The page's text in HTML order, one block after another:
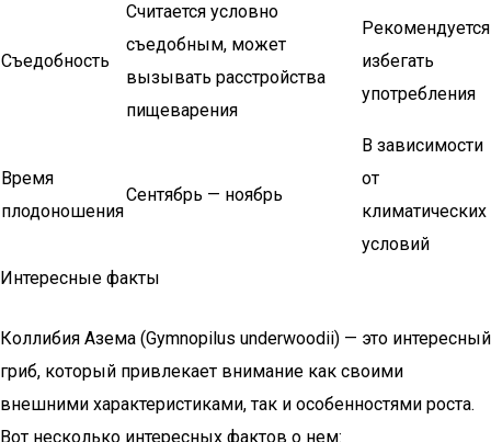
Съедобность
Считается условно
съедобным, может
вызывать расстройства
пищеварения
Рекомендуется
избегать
употребления
Время
плодоношения
Сентябрь — ноябрь
В зависимости
от
климатических
условий
Интересные факты
Коллибия Азема (Gymnopilus underwoodii) — это интересный
гриб, который привлекает внимание как своими
внешними характеристиками, так и особенностями роста.
Вот несколько интересных фактов о нем: